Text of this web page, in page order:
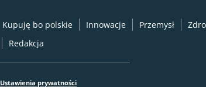
Kupuję bo polskie Innowacje Przemysł
Redakcja
Ustawienia prywatności